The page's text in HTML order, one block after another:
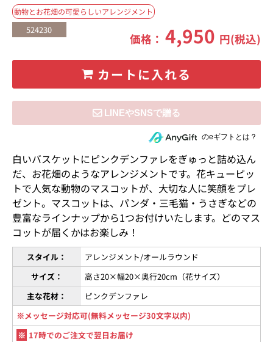
動物とお花畑の可愛らしいアレンジメント
524230
価格：4,950 円(税込)
カートに入れる
住所を知らない相手にeギフトで贈るのeギフトとは？
白いバスケットにピンクデンファレをぎゅっと詰め込ん
だ、お花畑のようなアレンジメントです。花キューピッ
トで人気な動物のマスコットが、大切な人に笑顔をプレ
ゼント。マスコットは、パンダ・三毛猫・うさぎなどの
豊富なラインナップから1つお付けいたします。どのマス
コットが届くかはお楽しみ！
スタイル：
アレンジメント/オールラウンド
サイズ：
高さ20×幅20×奥行20cm（花サイズ）
主な花材：
ピンクデンファレ
※メッセージ対応可(無料メッセージ30文字以内)
※ 17時でのご注文で翌日お届け